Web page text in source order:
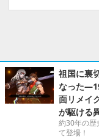
祖国に裏
なった
面リメイ
が駆ける
約30年の歴
て登場！